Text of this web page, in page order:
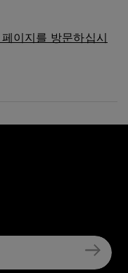
이지를 방문하십시